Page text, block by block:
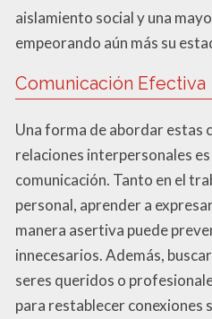
aislamiento social y una
empeorando aún más su
Comunicación Efectiva
Una forma de abordar estas
relaciones interpersonales
comunicación. Tanto en el
personal, aprender a
manera asertiva puede
innecesarios. Además,
seres queridos o
para restablecer conexiones